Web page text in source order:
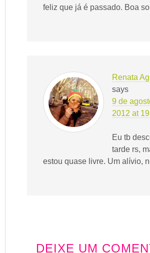
feliz que já é passado. Boa
Renata
says
9 de
2012 at
Eu tb
tarde rs,
estou quase livre. Um alívio,
DEIXE UM